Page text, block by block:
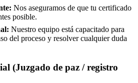
Nos aseguramos de que tu certificado
posible.
Nuestro equipo está capacitado para
del proceso y resolver cualquier duda
(Juzgado de paz / registro